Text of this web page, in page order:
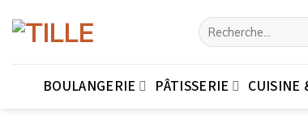
au
Recherche
pour :
BOULANGERIE PÂTISSERIE CUISINE